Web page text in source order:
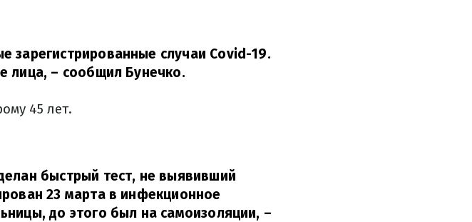
зарегистрированные случаи Covid-19.
лица, – сообщил Бунечко.
45 лет.
быстрый тест, не выявивший
23 марта в инфекционное
до этого был на самоизоляции, –